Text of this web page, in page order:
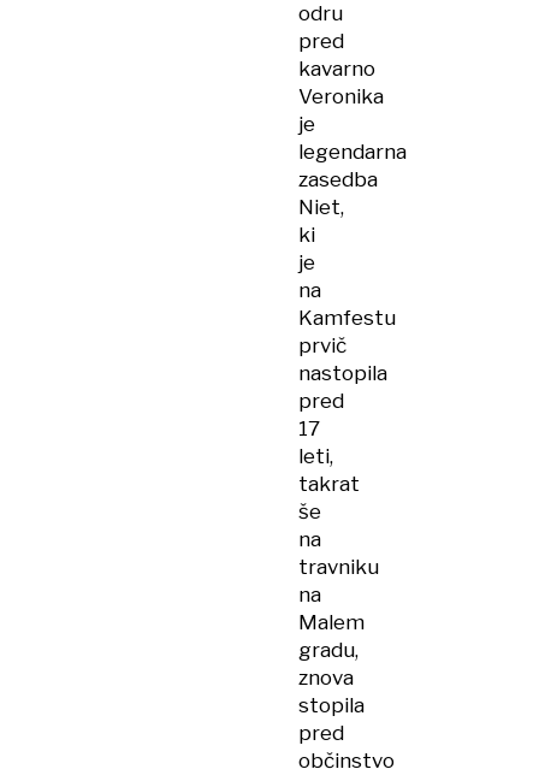
odru
pred
kavarno
Veronika
je
legendarna
zasedba
Niet,
ki
je
na
Kamfestu
prvič
nastopila
pred
17
leti,
takrat
še
na
travniku
na
Malem
gradu,
znova
stopila
pred
občinstvo